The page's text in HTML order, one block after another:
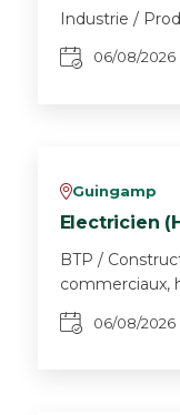
Industrie /
06/08/2026
vGuingamp
Electricien
BTP /
commerciaux,
06/08/2026